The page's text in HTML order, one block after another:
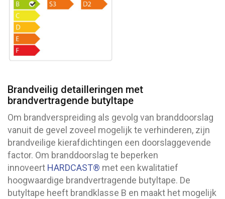
Brandveilig detailleringen met
brandvertragende butyltape
Om brandverspreiding als gevolg van branddoorslag
vanuit de gevel zoveel mogelijk te verhinderen, zijn
brandveilige kierafdichtingen een doorslaggevende
factor. Om branddoorslag te beperken
innoveert HARDCAST® met een kwalitatief
hoogwaardige brandvertragende butyltape. De
butyltape heeft brandklasse B en maakt het mogelijk